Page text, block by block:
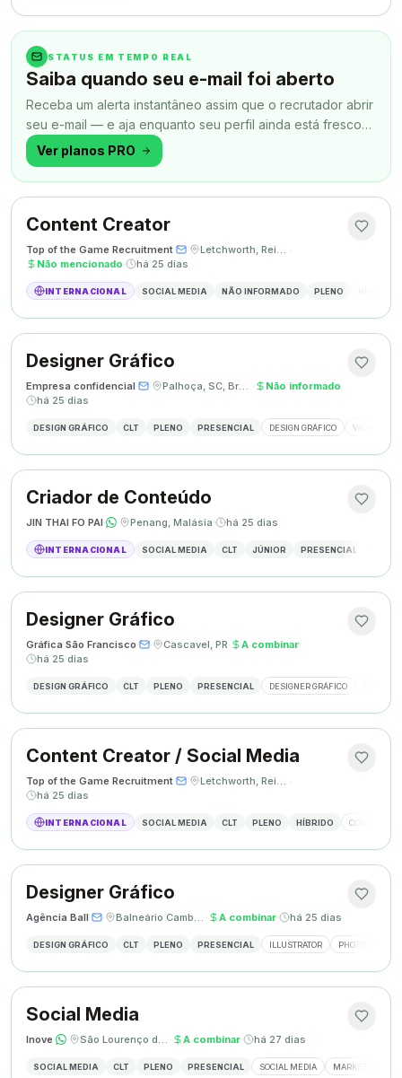
STATUS EM TEMPO REAL
Saiba quando seu e-mail foi aberto
Receba um alerta instantâneo assim que o recrutador abrir
seu e-mail — e aja enquanto seu perfil ainda está fresco
na memória.
Ver planos PRO
Content Creator
Top of the Game Recruitment· · Letchworth, Reino Unido ·
Não mencionado· há 25 dias
INTERNACIONAL SOCIAL MEDIA NÃO INFORMADO PLENO
Designer Gráfico
Empresa confidencial· · Palhoça, SC, Brasil · Não informado·
há 25 dias
DESIGN GRÁFICO CLT PLENO PRESENCIAL DESIGN GRÁFICO VAGA
Criador de Conteúdo
JIN THAI FO PAI· · Penang, Malásia· há 25 dias
INTERNACIONAL SOCIAL MEDIA CLT JÚNIOR PRESENCIAL
Designer Gráfico
Gráfica São Francisco· · Cascavel, PR· A combinar·
há 25 dias
DESIGN GRÁFICO CLT PLENO PRESENCIAL DESIGNER GRÁFICO
Content Creator / Social Media
Top of the Game Recruitment· · Letchworth, Reino Unido ·
há 25 dias
INTERNACIONAL SOCIAL MEDIA CLT PLENO HÍBRIDO CONTENT
Designer Gráfico
Agência Ball· · Balneário Camboriú, SC · A combinar· há 25 dias
DESIGN GRÁFICO CLT PLENO PRESENCIAL ILLUSTRATOR PHOTOSHOP
Social Media
Inove· · São Lourenço do Oeste, SC · A combinar· há 27 dias
SOCIAL MEDIA CLT PLENO PRESENCIAL SOCIAL MEDIA MARKETING